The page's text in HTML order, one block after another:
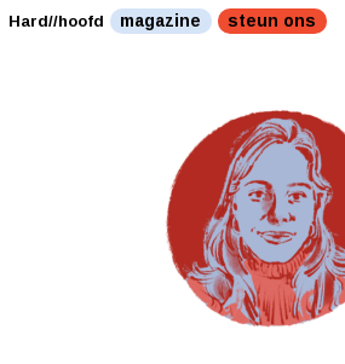
Hard//hoofd magazine steun ons